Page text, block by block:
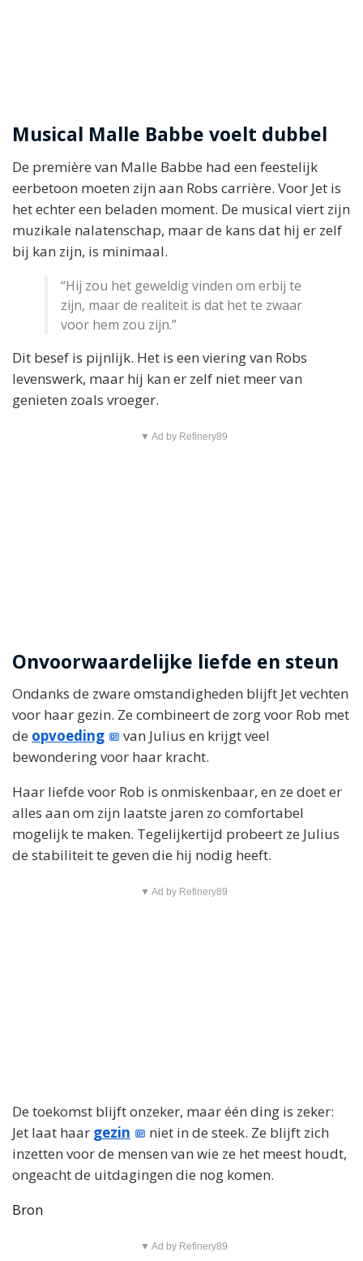
Musical Malle Babbe voelt dubbel
De première van Malle Babbe had een feestelijk
eerbetoon moeten zijn aan Robs carrière. Voor Jet is
het echter een beladen moment. De musical viert zijn
muzikale nalatenschap, maar de kans dat hij er zelf
bij kan zijn, is minimaal.
“Hij zou het geweldig vinden om erbij te
zijn, maar de realiteit is dat het te zwaar
voor hem zou zijn.”
Dit besef is pijnlijk. Het is een viering van Robs
levenswerk, maar hij kan er zelf niet meer van
genieten zoals vroeger.
▼ Ad by Refinery89
Onvoorwaardelijke liefde en steun
Ondanks de zware omstandigheden blijft Jet vechten
voor haar gezin. Ze combineert de zorg voor Rob met
de opvoeding
van Julius en krijgt veel
bewondering voor haar kracht.
Haar liefde voor Rob is onmiskenbaar, en ze doet er
alles aan om zijn laatste jaren zo comfortabel
mogelijk te maken. Tegelijkertijd probeert ze Julius
de stabiliteit te geven die hij nodig heeft.
▼ Ad by Refinery89
De toekomst blijft onzeker, maar één ding is zeker:
Jet laat haar gezin
niet in de steek. Ze blijft zich
inzetten voor de mensen van wie ze het meest houdt,
ongeacht de uitdagingen die nog komen.
Bron
▼ Ad by Refinery89